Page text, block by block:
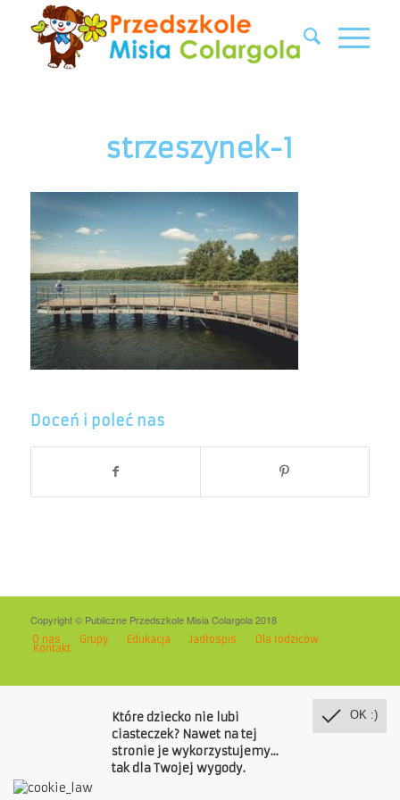
strzeszynek-1
Doceń i poleć nas
Copyright © Publiczne Przedszkole Misia Colargola 2018
O nas Grupy Edukacja Jadłospis Dla rodziców
Kontakt
OK :)
Które dziecko nie lubi
ciasteczek? Nawet na tej
stronie je wykorzystujemy...
tak dla Twojej wygody.